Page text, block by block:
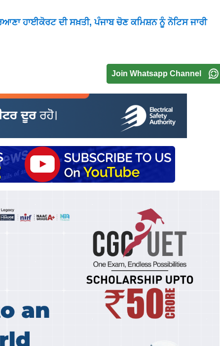
ਹਾਈਕੋਰਟ ਦੀ ਸਖ਼ਤੀ, ਪੰਜਾਬ ਚੋਣ ਕਮਿਸ਼ਨ ਨੂੰ ਨੋਟਿਸ ਜਾਰੀ
Join Whatsapp Channel